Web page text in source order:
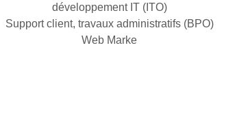
développement IT (ITO)
Support client, travaux administratifs (BPO)
Web Marke